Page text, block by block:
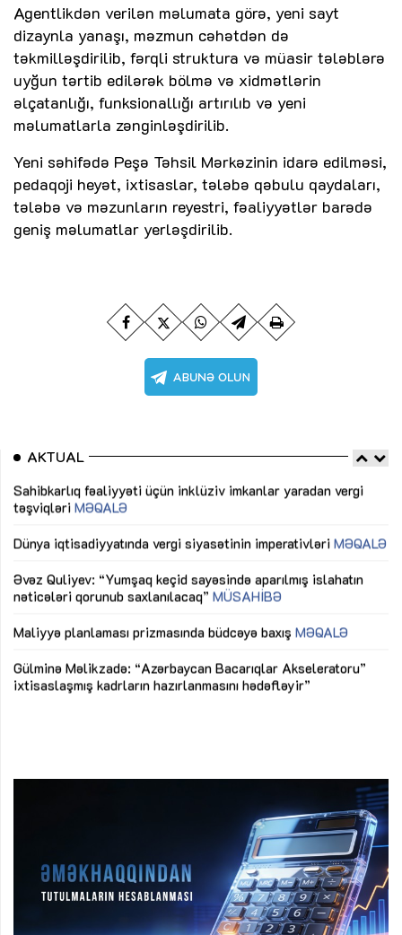
Agentlikdən verilən məlumata görə, yeni sayt
dizaynla yanaşı, məzmun cəhətdən də
təkmilləşdirilib, fərqli struktura və müasir tələblərə
uyğun tərtib edilərək bölmə və xidmətlərin
əlçatanlığı, funksionallığı artırılıb və yeni
məlumatlarla zənginləşdirilib.
Yeni səhifədə Peşə Təhsil Mərkəzinin idarə edilməsi,
pedaqoji heyət, ixtisaslar, tələbə qəbulu qaydaları,
tələbə və məzunların reyestri, fəaliyyətlər barədə
geniş məlumatlar yerləşdirilib.
AKTUAL
Sahibkarlıq fəaliyyəti üçün inklüziv imkanlar yaradan vergi
təşviqləri MƏQALƏ
Dünya iqtisadiyyatında vergi siyasətinin imperativləri MƏQALƏ
Əvəz Quliyev: “Yumşaq keçid sayəsində aparılmış islahatın
nəticələri qorunub saxlanılacaq” MÜSAHİBƏ
Maliyyə planlaması prizmasında büdcəyə baxış MƏQALƏ
Gülminə Məlikzadə: “Azərbaycan Bacarıqlar Akseleratoru”
ixtisaslaşmış kadrların hazırlanmasını hədəfləyir”